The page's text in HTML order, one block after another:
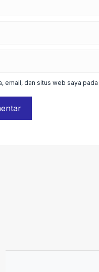
email, dan situs web saya